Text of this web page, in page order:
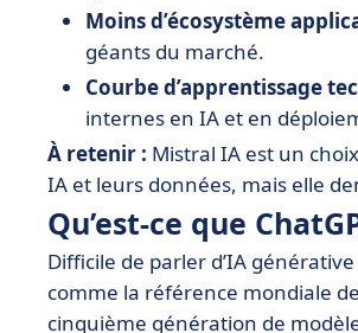
Moins d’écosystème
géants du marché.
Courbe d’apprentissage
internes en IA et en
À retenir : Mistral IA est un
IA et leurs données, mais elle
Qu’est-ce que
Difficile de parler d’IA
comme la référence mondiale
cinquième génération de